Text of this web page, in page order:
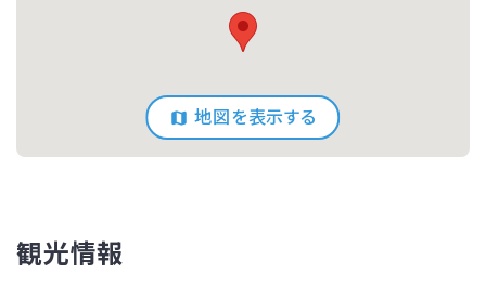
地図を表示する
観光情報